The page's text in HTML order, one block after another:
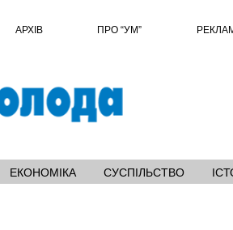
АРХІВ ПРО “УМ”
ЕКОНОМІКА СУСПІЛЬСТВО